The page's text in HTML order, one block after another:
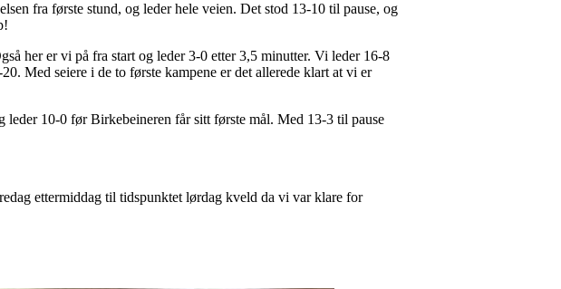
fra første stund, og leder hele veien. Det stod 13-10 til pause, og
her er vi på fra start og leder 3-0 etter 3,5 minutter. Vi leder 16-8
Med seiere i de to første kampene er det allerede klart at vi er
10-0 før Birkebeineren får sitt første mål. Med 13-3 til pause
ettermiddag til tidspunktet lørdag kveld da vi var klare for